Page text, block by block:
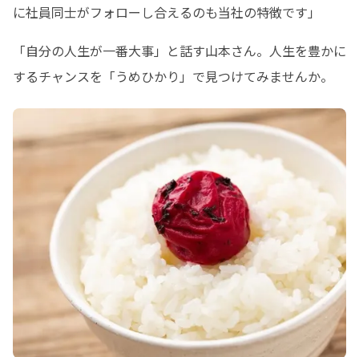
に社員同士がフォローし合えるのも当社の特徴です」
「自分の人生が一番大事」と話す山本さん。人生を豊かに
するチャンスを「うめひかり」で見つけてみませんか。